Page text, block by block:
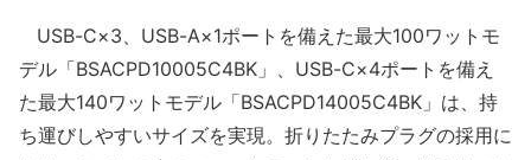
USB-C×3、USB-A×1ポートを備えた最大100ワットモ
デル「BSACPD10005C4BK」、USB-C×4ポートを備え
た最大140ワットモデル「BSACPD14005C4BK」は、持
ち運びしやすいサイズを実現。折りたたみプラグの採用に